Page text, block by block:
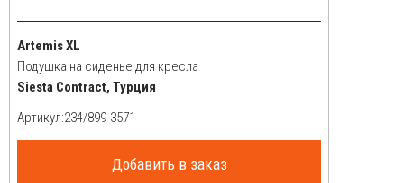
Artemis XL
Подушка на сиденье для кресла
Siesta Contract, Турция
Артикул:
Добавить в заказ